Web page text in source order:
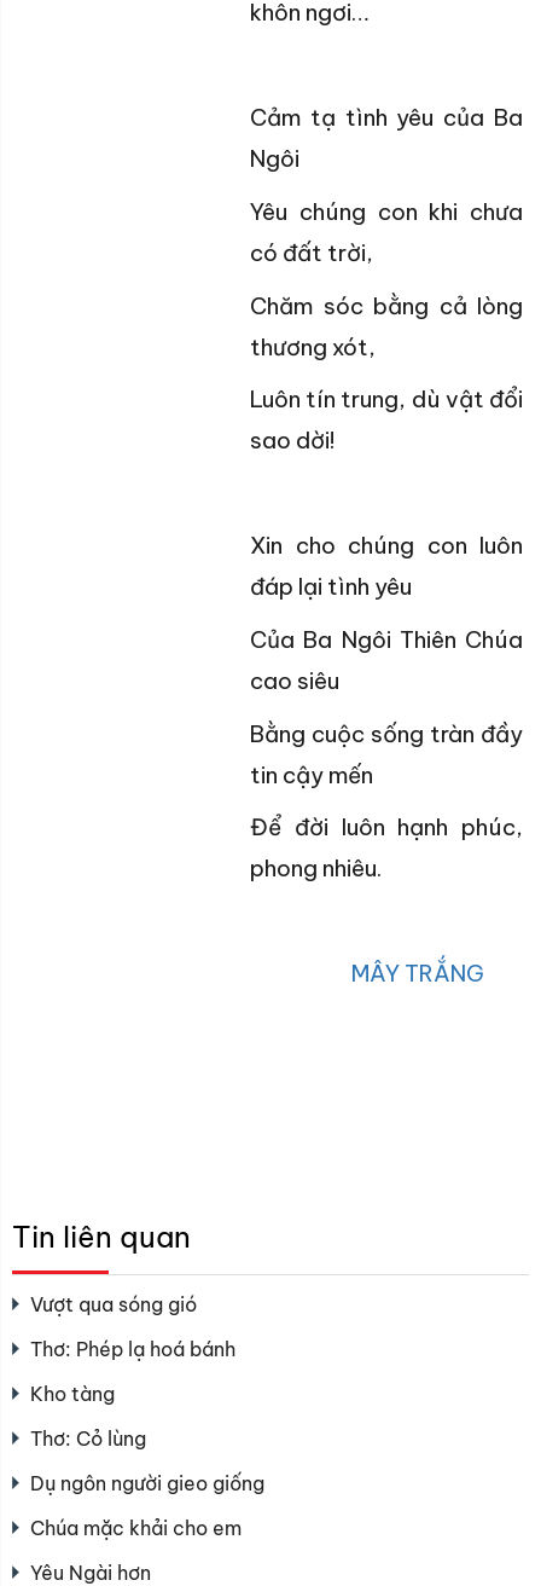
khôn ngơi…
Cảm tạ tình yêu của Ba
Ngôi
Yêu chúng con khi chưa
có đất trời,
Chăm sóc bằng cả lòng
thương xót,
Luôn tín trung, dù vật đổi
sao dời!
Xin cho chúng con luôn
đáp lại tình yêu
Của Ba Ngôi Thiên Chúa
cao siêu
Bằng cuộc sống tràn đầy
tin cậy mến
Để đời luôn hạnh phúc,
phong nhiêu.
MÂY TRẮNG
Tin liên quan
Vượt qua sóng gió
Thơ: Phép lạ hoá bánh
Kho tàng
Thơ: Cỏ lùng
Dụ ngôn người gieo giống
Chúa mặc khải cho em
Yêu Ngài hơn